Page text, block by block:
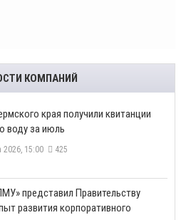
КОМПАНИЙ
края получили квитанции
воду за июль
2026, 15:00 425
представил Правительству
развития корпоративного